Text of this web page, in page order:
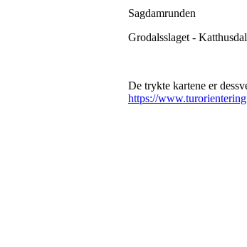
Sagdamrunden
Grodalsslaget -
De trykte kartene er
https://